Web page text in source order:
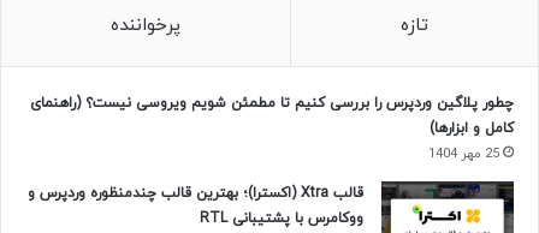
تازه پرخواننده
چطور پلاگین وردپرس را بررسی کنیم تا مطمئن شویم ویروسی نیست؟ (راهنمای
کامل و ابزارها)
25 مهر 1404
قالب Xtra (اکسترا)؛ بهترین قالب چندمنظوره وردپرس و
ووکامرس با پشتیبانی RTL